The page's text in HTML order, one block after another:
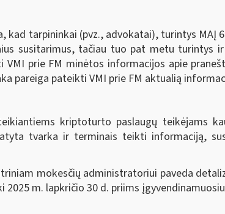
kad tarpininkai (pvz., advokatai), turintys MAĮ
susitarimus, tačiau tuo pat metu turintys
prie FM minėtos informacijos apie
pareiga pateikti VMI prie FM aktualią
kriptoturto paslaugų teikėjams
tvarka ir terminais teikti informaciją,
mokesčių administratoriui paveda
m. lapkričio 30 d. priims